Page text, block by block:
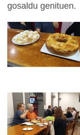
gosaldu genituen.